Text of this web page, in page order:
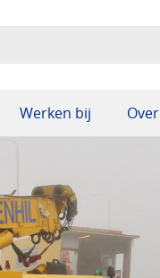
Werken bij